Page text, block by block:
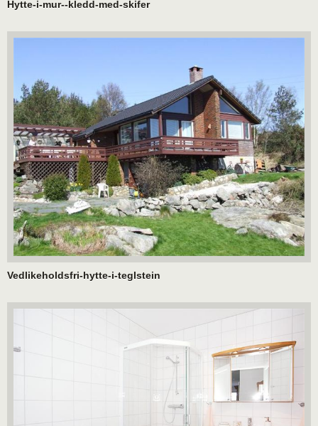
Hytte-i-mur--kledd-med-skifer
Vedlikeholdsfri-hytte-i-teglstein